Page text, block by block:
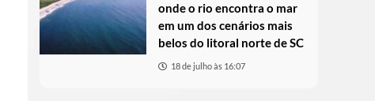
onde o rio encontra o mar
em um dos cenários mais
belos do litoral norte de SC
18 de julho às 16:07